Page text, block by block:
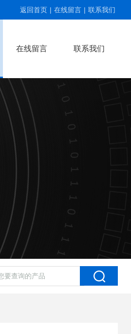
返回首页 | 在线留言 | 联系我们
在线留言 联系我们